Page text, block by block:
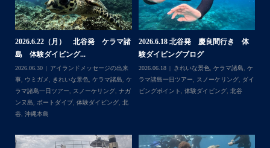
・
・
何ヶ月も前からやり取りさせて頂き温めていたご予約でし
たので、お天気とコンディションに恵まれて、皆さん大満
足な一日を過ごして頂けて本当によかったです
また来年も社員旅行で沖縄へいらっしゃる際は是非ご利用
くださいね！！
ありがとうございました
【台風13号によるツアー中止のお知
らせ】
2026.08.06
アイランドメッセージの出来
事, 台風
2026.8.2（火） 北谷発 ケラマ諸
島 体験ダイビング&...
2026.08.03
アイランドメッセージの出来
事,きれいな景色,ケラマ諸島, ケラマ諸島
一日ツアー ,スノーケリング,ナガンヌ島